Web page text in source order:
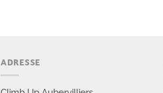
ADRESSE